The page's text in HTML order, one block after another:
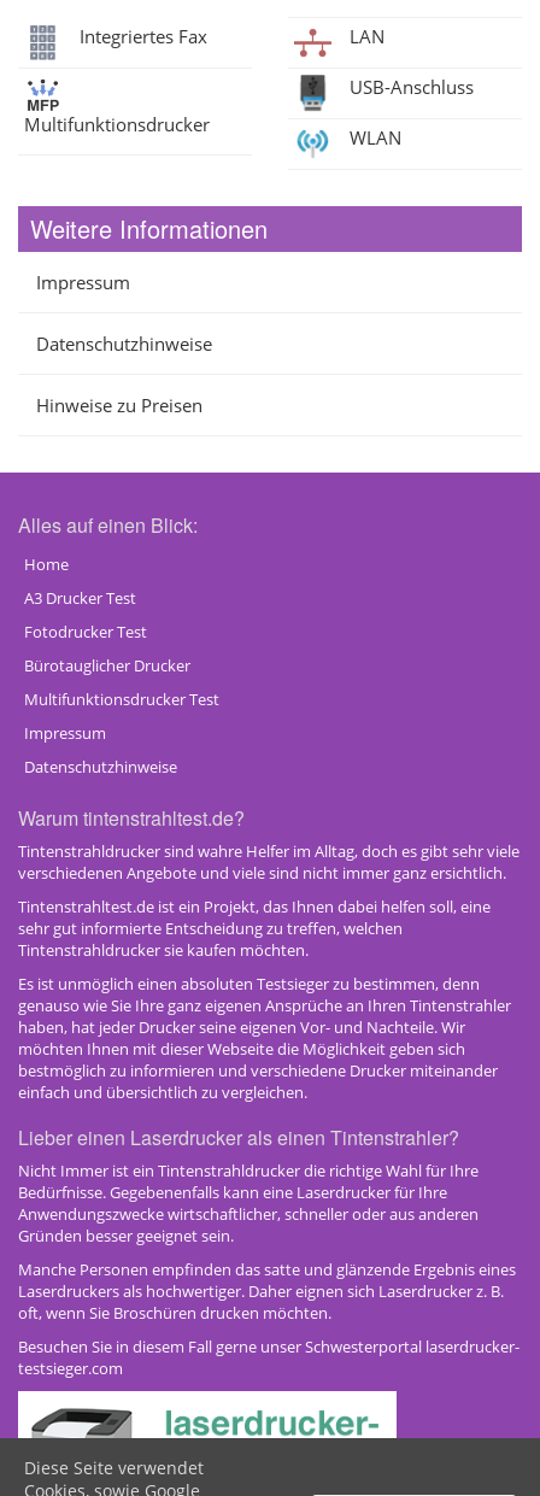
Integriertes Fax LAN
Multifunktionsdrucker
USB-Anschluss
WLAN
Weitere Informationen
Impressum
Datenschutzhinweise
Hinweise zu Preisen
Alles auf einen Blick:
Home
A3 Drucker Test
Fotodrucker Test
Bürotauglicher Drucker
Multifunktionsdrucker Test
Impressum
Datenschutzhinweise
Warum tintenstrahltest.de?
Tintenstrahldrucker sind wahre Helfer im Alltag, doch es gibt sehr viele
verschiedenen Angebote und viele sind nicht immer ganz ersichtlich.
Tintenstrahltest.de ist ein Projekt, das Ihnen dabei helfen soll, eine
sehr gut informierte Entscheidung zu treffen, welchen
Tintenstrahldrucker sie kaufen möchten.
Es ist unmöglich einen absoluten Testsieger zu bestimmen, denn
genauso wie Sie Ihre ganz eigenen Ansprüche an Ihren Tintenstrahler
haben, hat jeder Drucker seine eigenen Vor- und Nachteile. Wir
möchten Ihnen mit dieser Webseite die Möglichkeit geben sich
bestmöglich zu informieren und verschiedene Drucker miteinander
einfach und übersichtlich zu vergleichen.
Lieber einen Laserdrucker als einen Tintenstrahler?
Nicht Immer ist ein Tintenstrahldrucker die richtige Wahl für Ihre
Bedürfnisse. Gegebenenfalls kann eine Laserdrucker für Ihre
Anwendungszwecke wirtschaftlicher, schneller oder aus anderen
Gründen besser geeignet sein.
Manche Personen empfinden das satte und glänzende Ergebnis eines
Laserdruckers als hochwertiger. Daher eignen sich Laserdrucker z. B.
oft, wenn Sie Broschüren drucken möchten.
Besuchen Sie in diesem Fall gerne unser Schwesterportal laserdrucker-
testsieger.com
Diese Seite verwendet
Cookies, sowie Google